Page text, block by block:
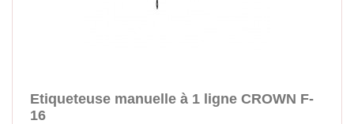
Etiqueteuse manuelle à 1 ligne CROWN F-
16